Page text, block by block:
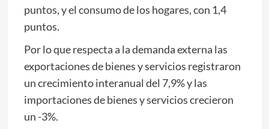
puntos, y el consumo de los hogares, con 1,4
puntos.
Por lo que respecta a la demanda externa las
exportaciones de bienes y servicios registraron
un crecimiento interanual del 7,9% y las
importaciones de bienes y servicios crecieron
un -3%.